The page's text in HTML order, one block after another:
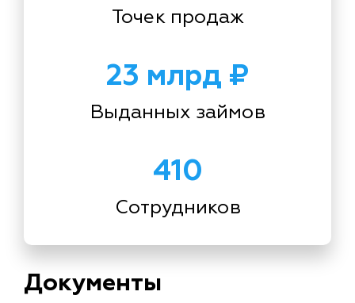
Точек продаж
23 млрд ₽
Выданных займов
410
Сотрудников
Документы